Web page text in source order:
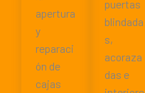
apertura
y
reparaci
ón de
cajas
puertas
blindada
s,
acoraza
das e